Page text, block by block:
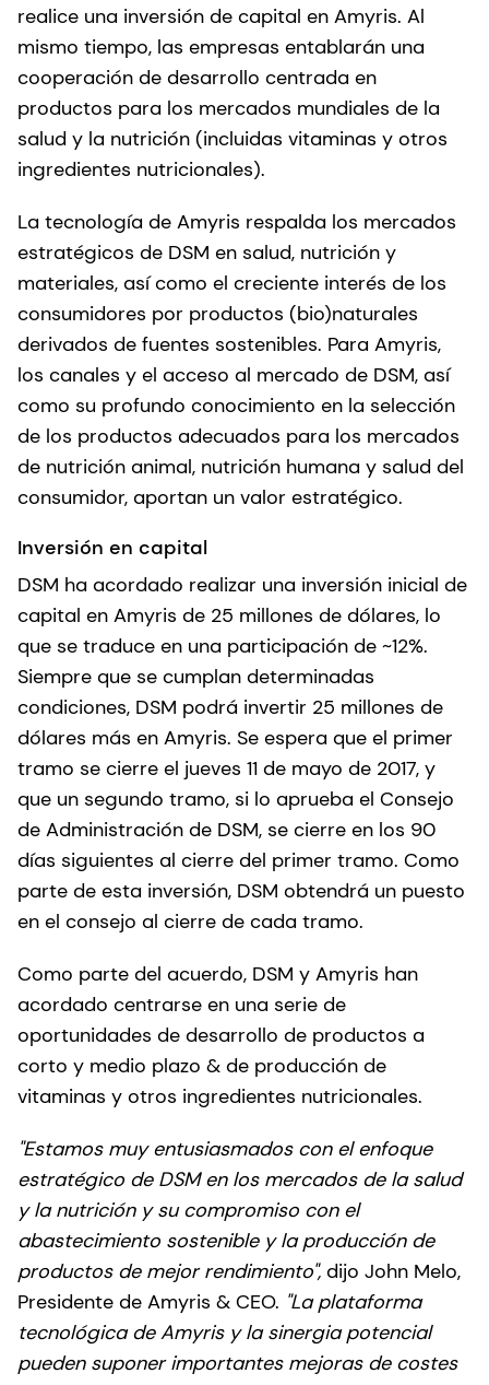
realice una inversión de capital en Amyris. Al
mismo tiempo, las empresas entablarán una
cooperación de desarrollo centrada en
productos para los mercados mundiales de la
salud y la nutrición (incluidas vitaminas y otros
ingredientes nutricionales).
La tecnología de Amyris respalda los mercados
estratégicos de DSM en salud, nutrición y
materiales, así como el creciente interés de los
consumidores por productos (bio)naturales
derivados de fuentes sostenibles. Para Amyris,
los canales y el acceso al mercado de DSM, así
como su profundo conocimiento en la selección
de los productos adecuados para los mercados
de nutrición animal, nutrición humana y salud del
consumidor, aportan un valor estratégico.
Inversión en capital
DSM ha acordado realizar una inversión inicial de
capital en Amyris de 25 millones de dólares, lo
que se traduce en una participación de ~12%.
Siempre que se cumplan determinadas
condiciones, DSM podrá invertir 25 millones de
dólares más en Amyris. Se espera que el primer
tramo se cierre el jueves 11 de mayo de 2017, y
que un segundo tramo, si lo aprueba el Consejo
de Administración de DSM, se cierre en los 90
días siguientes al cierre del primer tramo. Como
parte de esta inversión, DSM obtendrá un puesto
en el consejo al cierre de cada tramo.
Como parte del acuerdo, DSM y Amyris han
acordado centrarse en una serie de
oportunidades de desarrollo de productos a
corto y medio plazo & de producción de
vitaminas y otros ingredientes nutricionales.
"Estamos muy entusiasmados con el enfoque
estratégico de DSM en los mercados de la salud
y la nutrición y su compromiso con el
abastecimiento sostenible y la producción de
productos de mejor rendimiento", dijo John Melo,
Presidente de Amyris & CEO. "La plataforma
tecnológica de Amyris y la sinergia potencial
pueden suponer importantes mejoras de costes